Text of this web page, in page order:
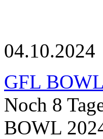
04.10.2024
GFL
Noch 8
BOWL